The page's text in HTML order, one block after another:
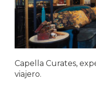
Capella Curates,
viajero.